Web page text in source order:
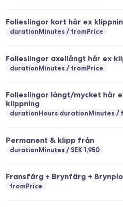
Folieslingor kort hår ex
durationMinutes fromPrice
Folieslingor axellångt hår ex
durationMinutes fromPrice
Folieslingor långt/mycket hår
klippning
durationHours durationMinutes
Permanent & klipp från
durationMinutes SEK 1,950
Fransfärg + Brynfärg +
fromPrice